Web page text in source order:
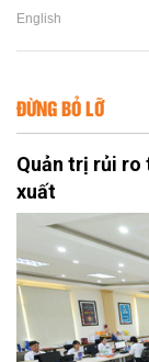
English
ĐỪNG BỎ LỠ
Quản trị rủi ro
xuất